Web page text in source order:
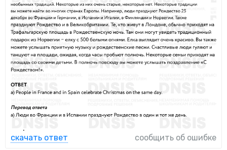
скачать ответ сообщить об ошибке